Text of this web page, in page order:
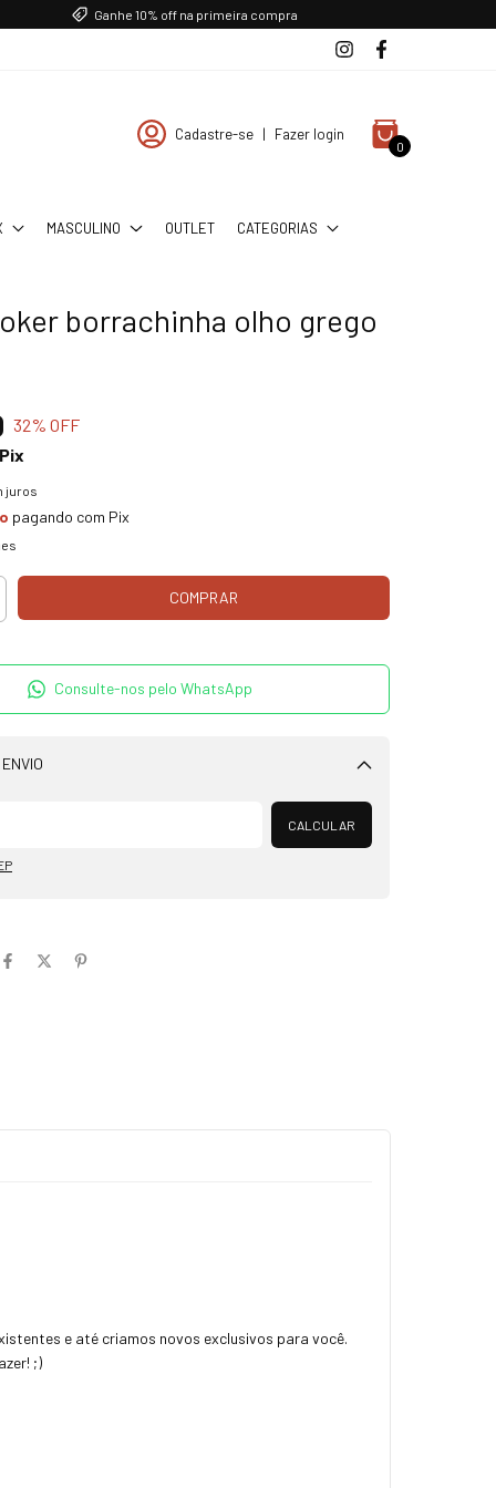
Ganhe 10% off na primeira compra
Cadastre-se | Fazer login
0
MASCULINO OUTLET CATEGORIAS
borrachinha olho grego
32% OFF
Pix
juros
pagando com Pix
Consulte-nos pelo WhatsApp
Alterar CEP
CALCULAR
e até criamos novos exclusivos para você.
;)